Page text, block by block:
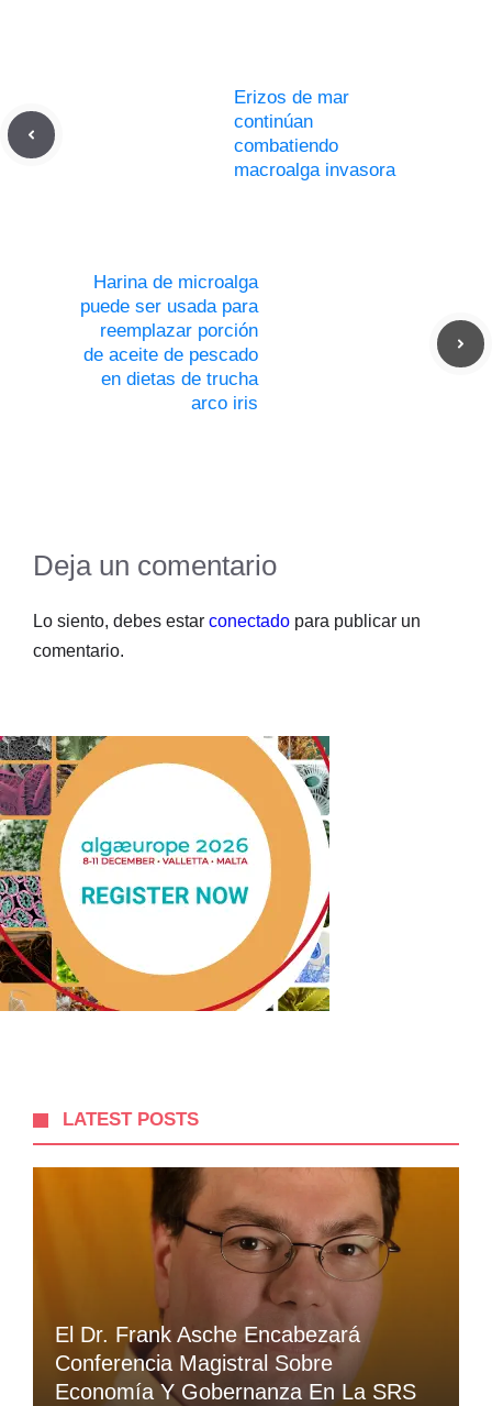
Erizos de mar
continúan
combatiendo
macroalga invasora
Harina de microalga
puede ser usada para
reemplazar porción
de aceite de pescado
en dietas de trucha
arco iris
Deja un comentario
Lo siento, debes estar conectado para publicar un
comentario.
LATEST POSTS
El Dr. Frank Asche Encabezará
Conferencia Magistral Sobre
Economía Y Gobernanza En La SRS